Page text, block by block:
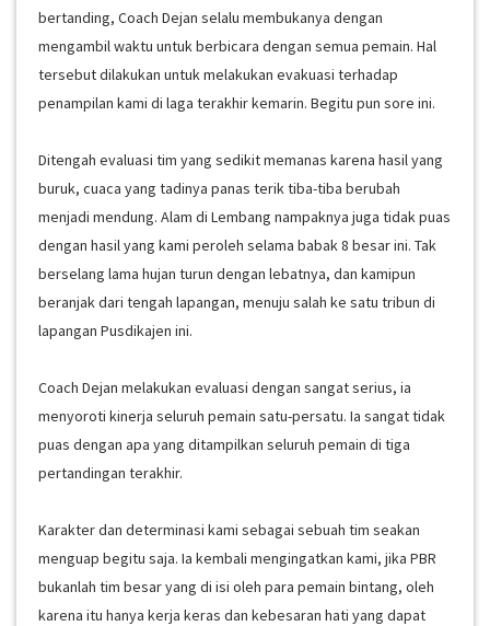
bertanding, Coach Dejan selalu membukanya dengan
mengambil waktu untuk berbicara dengan semua pemain. Hal
tersebut dilakukan untuk melakukan evakuasi terhadap
penampilan kami di laga terakhir kemarin. Begitu pun sore ini.
Ditengah evaluasi tim yang sedikit memanas karena hasil yang
buruk, cuaca yang tadinya panas terik tiba-tiba berubah
menjadi mendung. Alam di Lembang nampaknya juga tidak puas
dengan hasil yang kami peroleh selama babak 8 besar ini. Tak
berselang lama hujan turun dengan lebatnya, dan kamipun
beranjak dari tengah lapangan, menuju salah ke satu tribun di
lapangan Pusdikajen ini.
Coach Dejan melakukan evaluasi dengan sangat serius, ia
menyoroti kinerja seluruh pemain satu-persatu. Ia sangat tidak
puas dengan apa yang ditampilkan seluruh pemain di tiga
pertandingan terakhir.
Karakter dan determinasi kami sebagai sebuah tim seakan
menguap begitu saja. Ia kembali mengingatkan kami, jika PBR
bukanlah tim besar yang di isi oleh para pemain bintang, oleh
karena itu hanya kerja keras dan kebesaran hati yang dapat